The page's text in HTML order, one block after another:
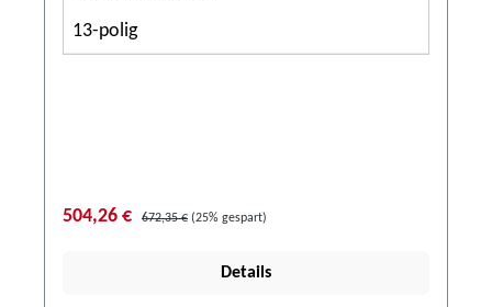
13-polig
504,26 € 672,35 € (25% gespart)
Details